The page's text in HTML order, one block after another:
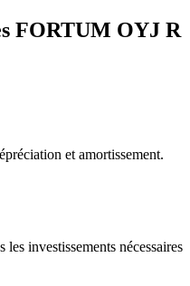
FORTUM OYJ R
et amortissement.
investissements nécessaires